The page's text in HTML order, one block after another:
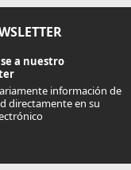
a nuestro
información de
directamente en su